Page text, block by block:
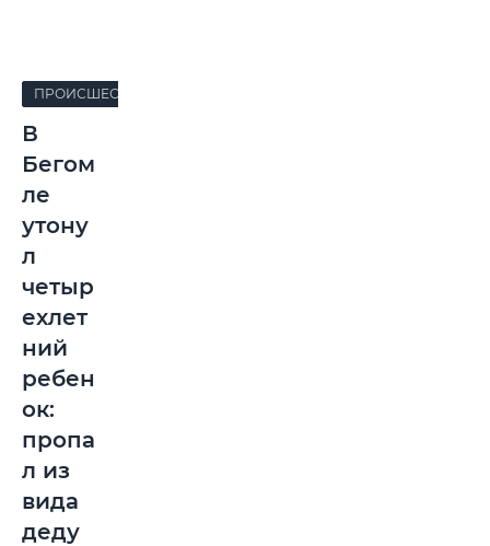
ПРОИСШЕСТВИЯ
В
Бегом
ле
утону
л
четыр
ехлет
ний
ребен
ок:
пропа
л из
вида
деду